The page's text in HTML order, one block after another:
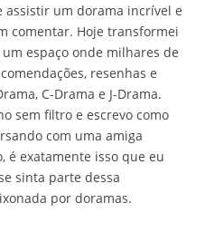
assistir um dorama incrível e
comentar. Hoje transformei
espaço onde milhares de
resenhas e
C-Drama e J-Drama.
sem filtro e escrevo como
com uma amiga
é exatamente isso que eu
sinta parte dessa
por doramas.